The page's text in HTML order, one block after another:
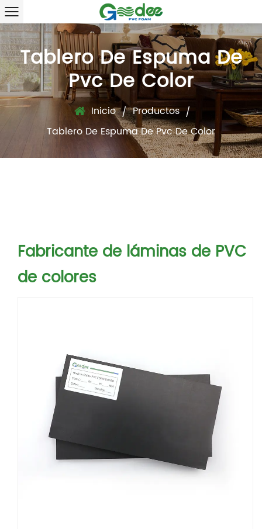
Tablero De Espuma De
Pvc De Color
Inicio/Productos/
Tablero De Espuma De Pvc De Color
Fabricante de láminas de PVC
de colores